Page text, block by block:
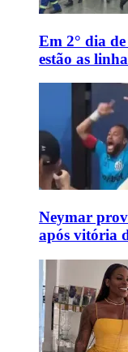
Em 2° dia
estão as
Neymar
após vitória